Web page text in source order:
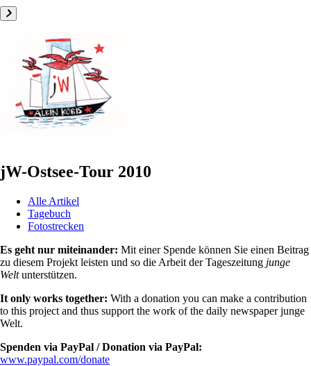
jW-Ostsee-Tour 2010
Alle Artikel
Tagebuch
Fotostrecken
Es geht nur miteinander: Mit einer Spende können Sie einen Beitrag
zu diesem Projekt leisten und so die Arbeit der Tageszeitung junge
Weltunterstützen.
It only works together: With a donation you can make a contribution
to this project and thus support the work of the daily newspaper junge
Welt.
Spenden via PayPal / Donation via PayPal:
www.paypal.com/donate